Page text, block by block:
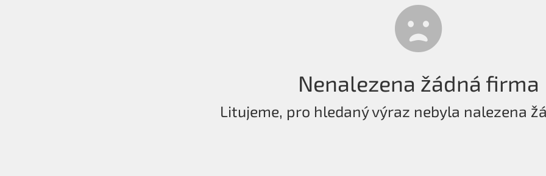
Nenalezena žádná firma
Litujeme, pro hledaný výraz nebyla nalezena